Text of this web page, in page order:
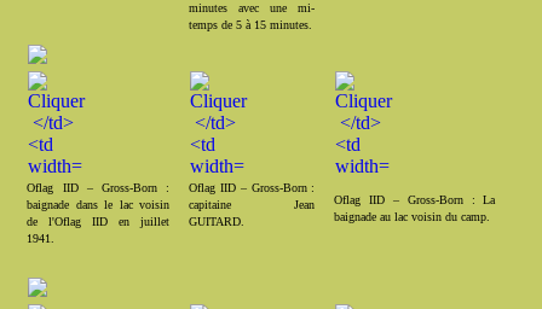
minutes avec une mi-
temps de 5 à 15 minutes.
Oflag IID – Gross-Born :
baignade dans le lac voisin
de l'Oflag IID en juillet
1941.
Oflag IID – Gross-Born :
capitaine Jean
GUITARD.
Oflag IID – Gross-Born : La
baignade au lac voisin du camp.